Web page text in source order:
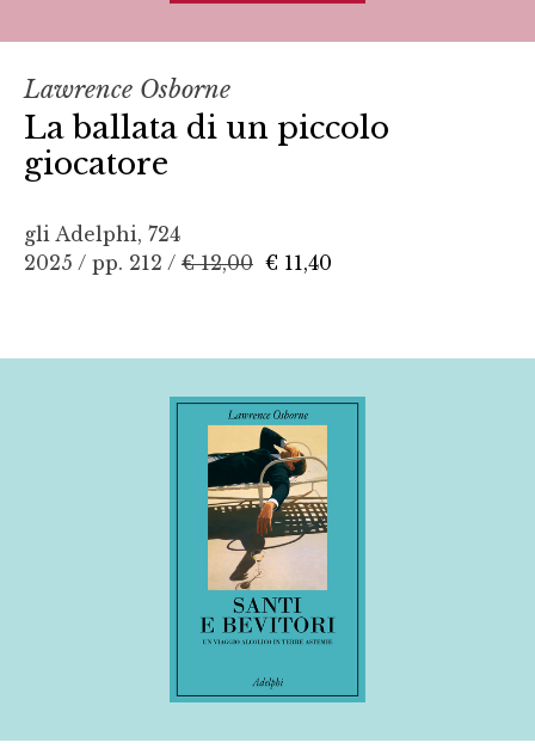
Lawrence Osborne
La ballata di un piccolo
giocatore
gli Adelphi, 724
2025 / pp. 212 / € 12,00 € 11,40